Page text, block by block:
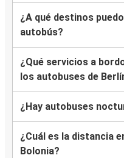
¿A qué destinos
autobús?
¿Qué servicios a
los autobuses de
¿Hay autobuses
¿Cuál es la distancia
Bolonia?